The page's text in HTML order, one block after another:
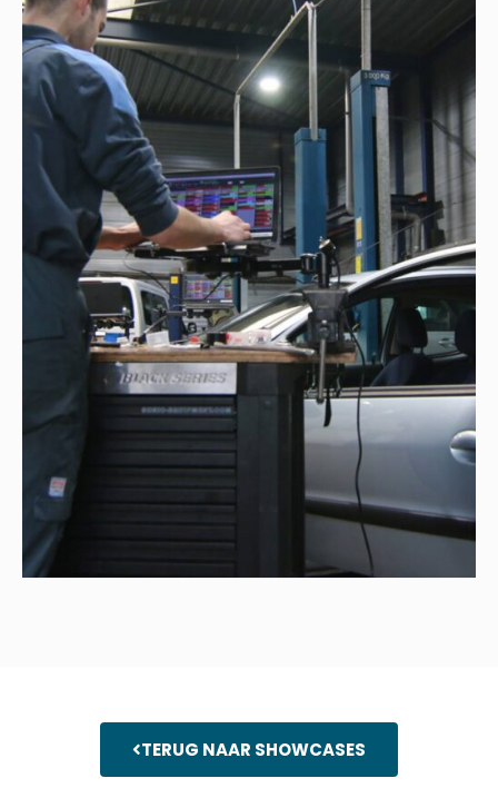
TERUG NAAR SHOWCASES